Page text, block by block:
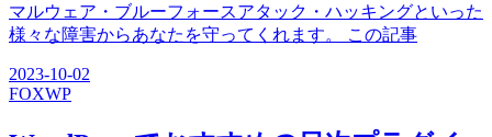
マルウェア・ブルーフォースアタック・ハッキングといった
様々な障害からあなたを守ってくれます。 この記事
2023-10-02
FOXWP